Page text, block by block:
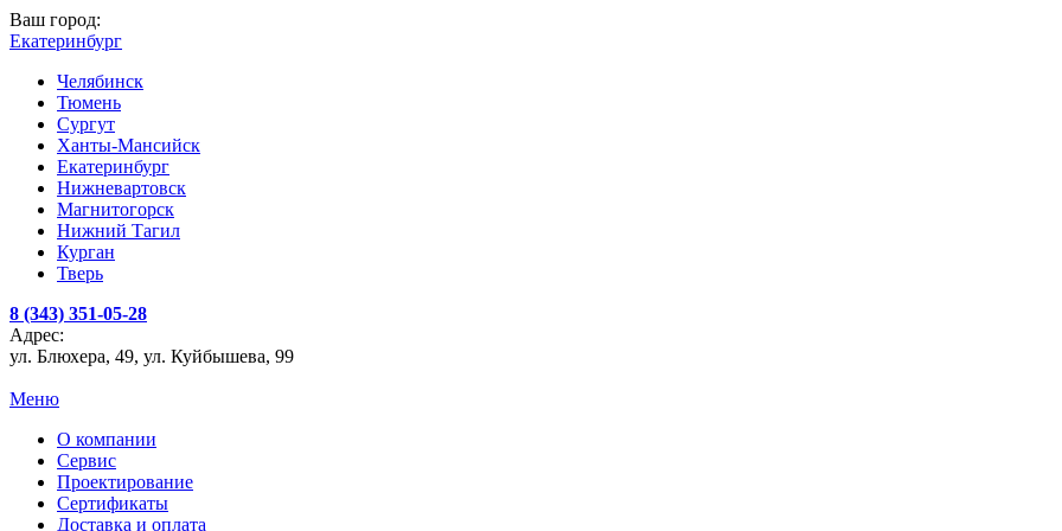
Ваш город:
Екатеринбург
Челябинск
Тюмень
Сургут
Ханты-Мансийск
Екатеринбург
Нижневартовск
Магнитогорск
Нижний Тагил
Курган
Тверь
8 (343) 351-05-28
Адрес:
ул. Блюхера, 49, ул. Куйбышева, 99
Меню
О компании
Сервис
Проектирование
Сертификаты
Доставка и оплата